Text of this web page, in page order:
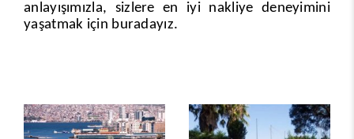
anlayışımızla, sizlere en iyi nakliye deneyimini
yaşatmak için buradayız.